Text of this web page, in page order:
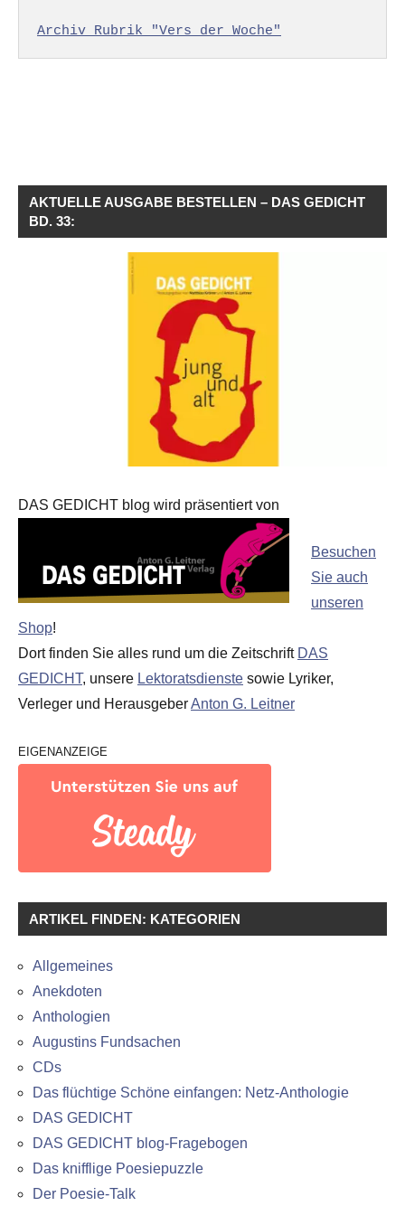
Archiv Rubrik "Vers der Woche"
AKTUELLE AUSGABE BESTELLEN – DAS GEDICHT
BD. 33:
DAS GEDICHT blog wird präsentiert von
Besuchen
Sie auch
unseren
Shop!
Dort finden Sie alles rund um die Zeitschrift DAS
GEDICHT, unsere Lektoratsdienste sowie Lyriker,
Verleger und HerausgeberAnton G. Leitner
EIGENANZEIGE
ARTIKEL FINDEN: KATEGORIEN
Allgemeines
Anekdoten
Anthologien
Augustins Fundsachen
CDs
Das flüchtige Schöne einfangen: Netz-Anthologie
DAS GEDICHT
DAS GEDICHT blog-Fragebogen
Das knifflige Poesiepuzzle
Der Poesie-Talk